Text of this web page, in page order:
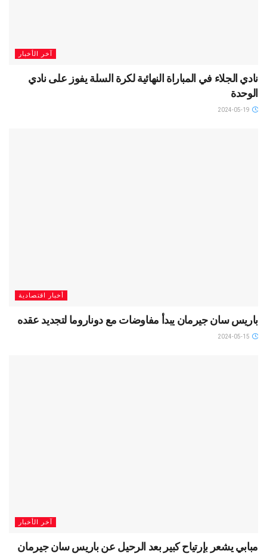
آخر الأخبار
نادي الجلاء في المباراة النهائية لكرة السلة يفوز على نادي
الوحدة
أخبار اقتصادية
باريس سان جيرمان يبدأ مفاوضات مع دوناروما لتجديد عقده
آخر الأخبار
مبابي يشعر بإرتياح كبير بعد الرحيل عن باريس سان جيرمان